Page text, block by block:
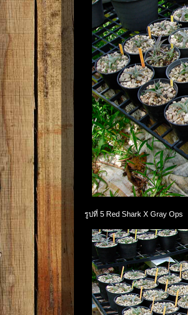
รูปที่ 5 Red Shark X Gray Ops